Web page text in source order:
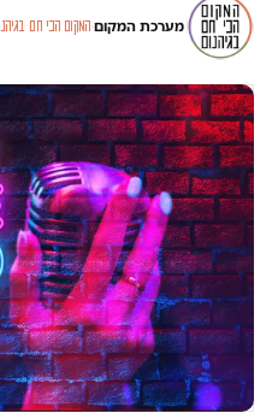
מערכת המקום·המקום הכי חם